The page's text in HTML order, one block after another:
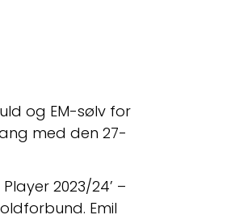
og EM-sølv for
med den 27-
2023/24’ –
Emil